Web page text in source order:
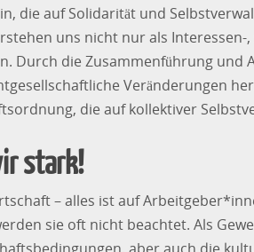
die auf Solidarität und
uns nicht nur als Interessen-
Durch die Zusammenführung und
Veränderungen
die auf kollektiver
stark!
– alles ist auf
sie oft nicht beachtet. Als